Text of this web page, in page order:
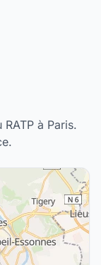
à Paris.